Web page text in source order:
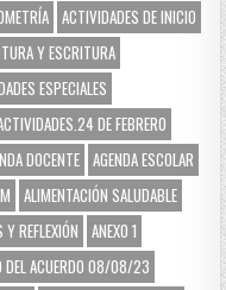
ACTIVIDADES DE INICIO
Y ESCRITURA
ESPECIALES
DE FEBRERO
DOCENTE AGENDA ESCOLAR
ALIMENTACIÓN SALUDABLE
REFLEXIÓN
ANEXO 1
DEL ACUERDO 08/08/23